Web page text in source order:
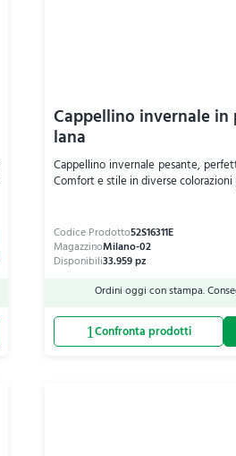
Cappellino invernale
lana
Cappellino invernale pesante,
Comfort e stile in diverse colorazioni
Ordini oggi con stampa.